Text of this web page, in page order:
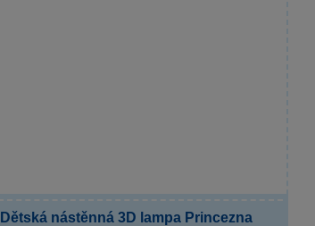
Dětská nástěnná 3D lampa Princezna